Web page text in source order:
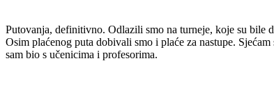
Putovanja, definitivno. Odlazili smo na turneje, koje su bile
Osim plaćenog puta dobivali smo i plaće za nastupe.
sam bio s učenicima i profesorima.